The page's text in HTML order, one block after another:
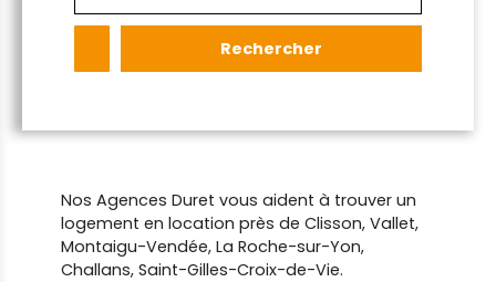
Rechercher
Nos Agences Duret vous aident à trouver un
logement en location près de Clisson, Vallet,
Montaigu-Vendée, La Roche-sur-Yon,
Challans, Saint-Gilles-Croix-de-Vie.